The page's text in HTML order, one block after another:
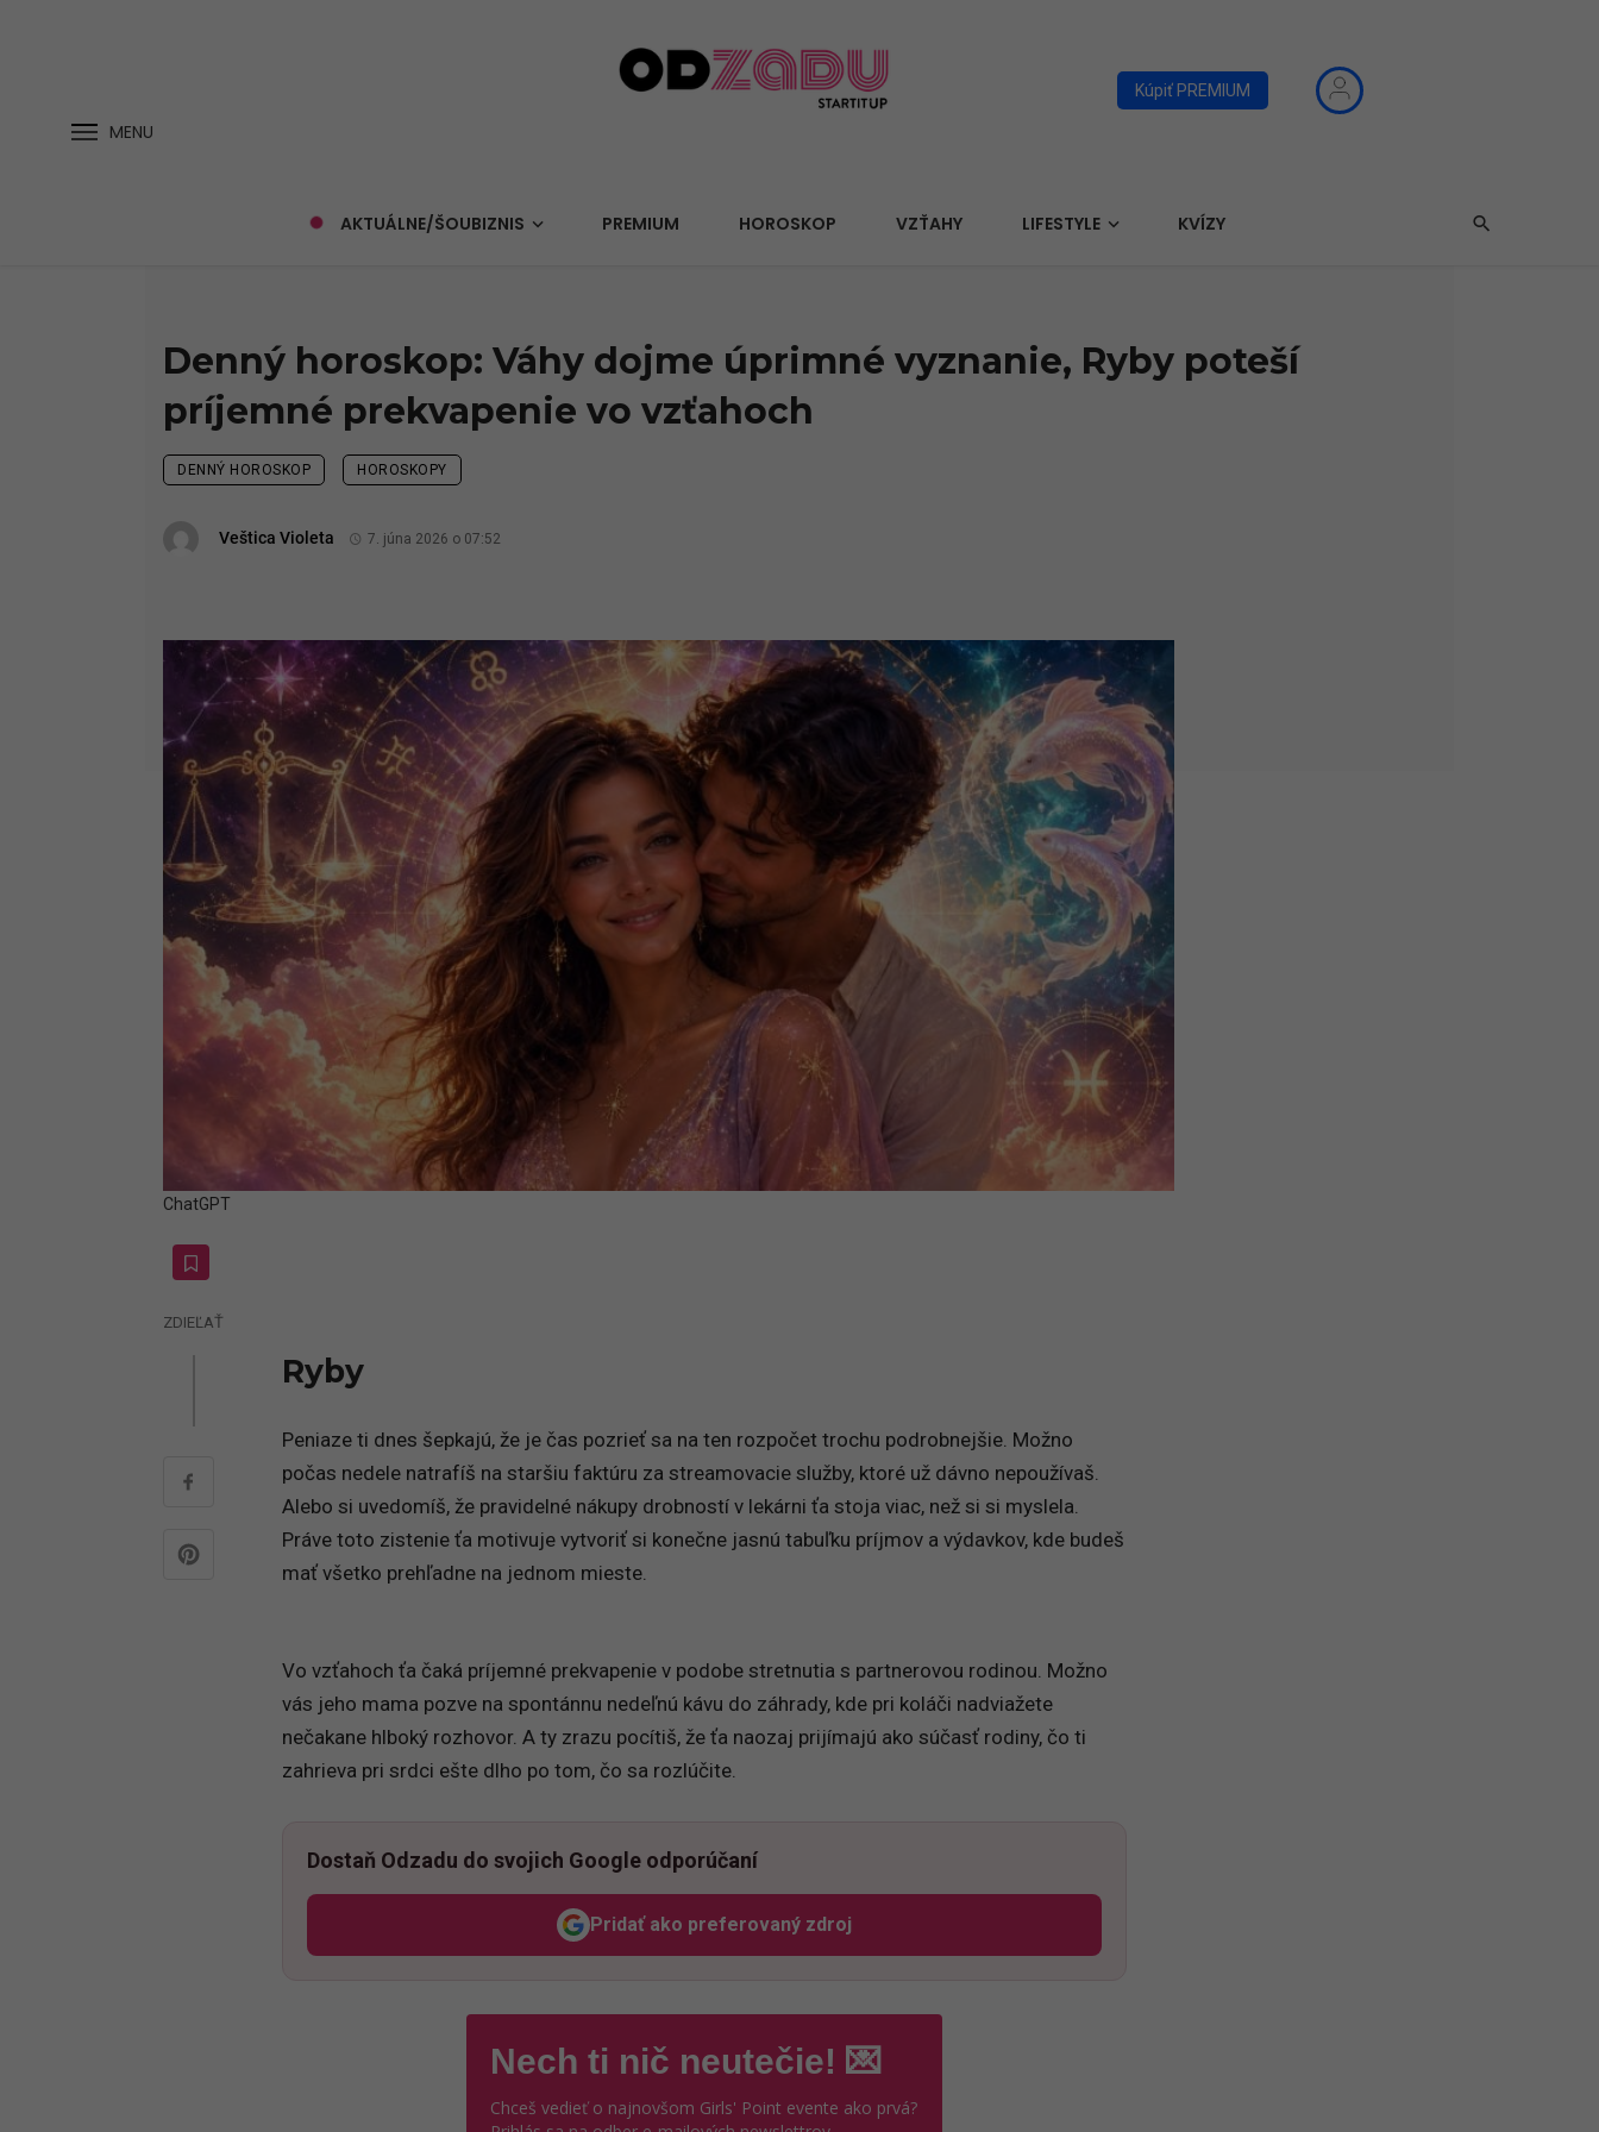
MENU
Kúpiť PREMIUM
AKTUÁLNE/ŠOUBIZNIS PREMIUM HOROSKOP VZŤAHY LIFESTYLE KVÍZY
Denný horoskop: Váhy dojme úprimné vyznanie, Ryby poteší
príjemné prekvapenie vo vzťahoch
DENNÝ HOROSKOP HOROSKOPY
Veštica Violeta 7. júna 2026 o 07:52
ChatGPT
ZDIEĽAŤ
Ryby
Peniaze ti dnes šepkajú, že je čas pozrieť sa na ten rozpočet trochu podrobnejšie. Možno
počas nedele natrafíš na staršiu faktúru za streamovacie služby, ktoré už dávno nepoužívaš.
Alebo si uvedomíš, že pravidelné nákupy drobností v lekárni ťa stoja viac, než si si myslela.
Práve toto zistenie ťa motivuje vytvoriť si konečne jasnú tabuľku príjmov a výdavkov, kde budeš
mať všetko prehľadne na jednom mieste.
Vo vzťahoch ťa čaká príjemné prekvapenie v podobe stretnutia s partnerovou rodinou. Možno
vás jeho mama pozve na spontánnu nedeľnú kávu do záhrady, kde pri koláči nadviažete
nečakane hlboký rozhovor. A ty zrazu pocítiš, že ťa naozaj prijímajú ako súčasť rodiny, čo ti
zahrieva pri srdci ešte dlho po tom, čo sa rozlúčite.
Dostaň Odzadu do svojich Google odporúčaní
Pridať ako preferovaný zdroj
Odzadu, odkaz sa otvorí v novom okne
Nech ti nič neutečie! 💌
Chceš vedieť o najnovšom Girls' Point evente ako prvá?